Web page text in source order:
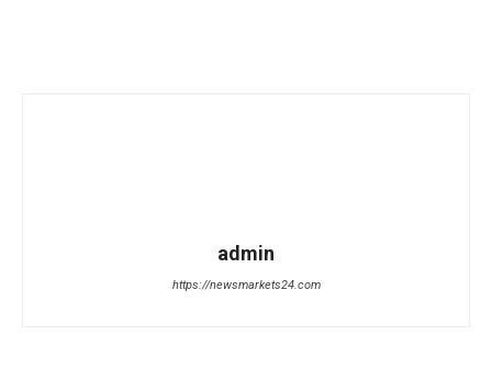
admin
https://newsmarkets24.com